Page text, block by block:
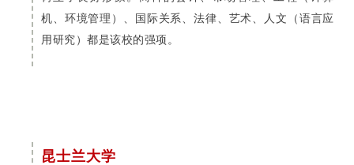
机、环境管理）、国际关系、法律、艺术、人文（语言应
用研究）都是该校的强项。
昆士兰大学